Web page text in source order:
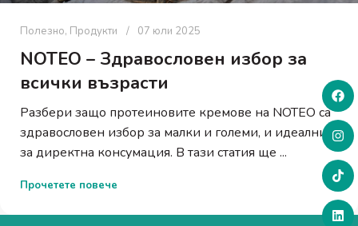
Полезно, Продукти 07 юли 2025
NOTEO – Здравословен избор за
всички възрасти
Разбери защо протеиновите кремове на NOTEO са
здравословен избор за малки и големи, и идеални
за директна консумация. В тази статия ще ...
Прочетете повече